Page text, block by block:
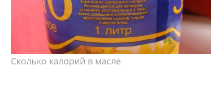
Сколько калорий в масле